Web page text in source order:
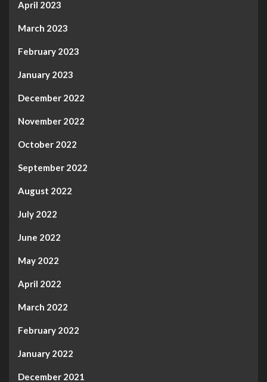
April 2023
March 2023
February 2023
January 2023
December 2022
November 2022
October 2022
September 2022
August 2022
July 2022
June 2022
May 2022
April 2022
March 2022
February 2022
January 2022
December 2021